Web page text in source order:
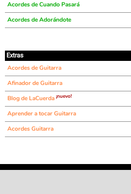
Acordes de Cuando Pasará
Acordes de Adorándote
Extras
Acordes de Guitarra
Afinador de Guitarra
Blog de LaCuerda ¡nuevo!
Aprender a tocar Guitarra
Acordes Guitarra